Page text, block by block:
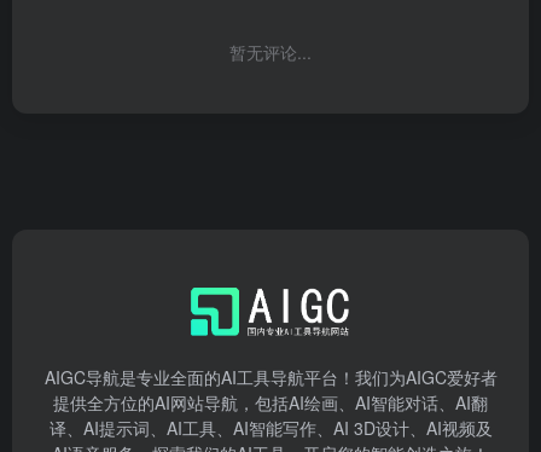
暂无评论...
AIGC导航是专业全面的AI工具导航平台！我们为AIGC爱好者
提供全方位的AI网站导航，包括AI绘画、AI智能对话、AI翻
译、AI提示词、AI工具、AI智能写作、AI 3D设计、AI视频及